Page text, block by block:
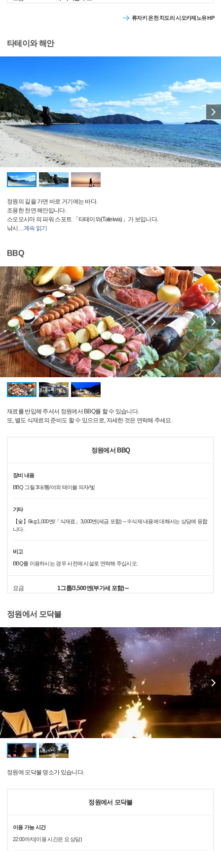
류자키 온천 치도리 시오카제노유 HP
타테이와 해안
정원의 길을 가면 바로 거기에는 바다.
조용한 천연 해안입니다.
스오오시마 의 파워 스포트 「타테이와(Tateiwa)」가 보입니다.
낚시 …계속 읽기
BBQ
재료를 반입해 주셔서 정원에서 BBQ를 할 수 있습니다.
또, 별도 식재료의 준비도 할 수 있으므로, 자세한 것은 연락해 주세요.
정원에서 BBQ
장비 내용
BBQ 그릴 3대/통/야외 테이블 의자/빛
기타
【숯】6kg:1,000엔/「식재료」3,000엔(세금 포함)～※식재 내용에 대해서는 상담에 응합
니다.
비고
BBQ를 이용하시는 경우 사전에 시설로 연락해 주십시오.
요금 1그룹/3,500엔(부가세 포함)～
정원에서 모닥불
정원에 모닥불 명소가 있습니다.
정원에서 모닥불
이용 가능 시간
22:00까지(이용 시간은 요 상담)